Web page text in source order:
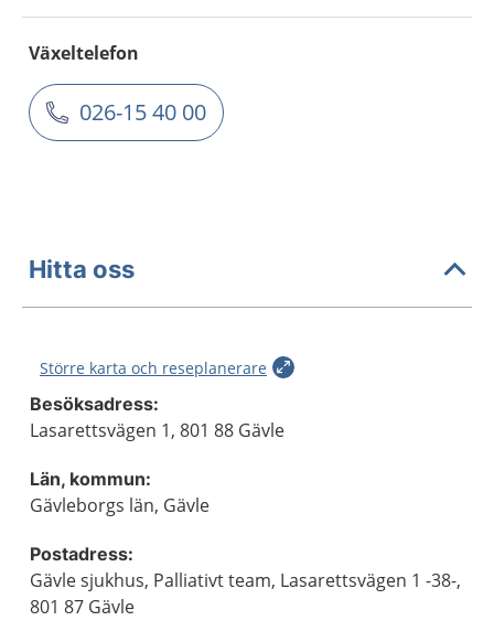
Växeltelefon
026-15 40 00
Hitta oss
Större karta och reseplanerare
Besöksadress:
Lasarettsvägen 1, 801 88 Gävle
Län, kommun:
Gävleborgs län, Gävle
Postadress:
Gävle sjukhus, Palliativt team, Lasarettsvägen 1 -38-,
801 87 Gävle